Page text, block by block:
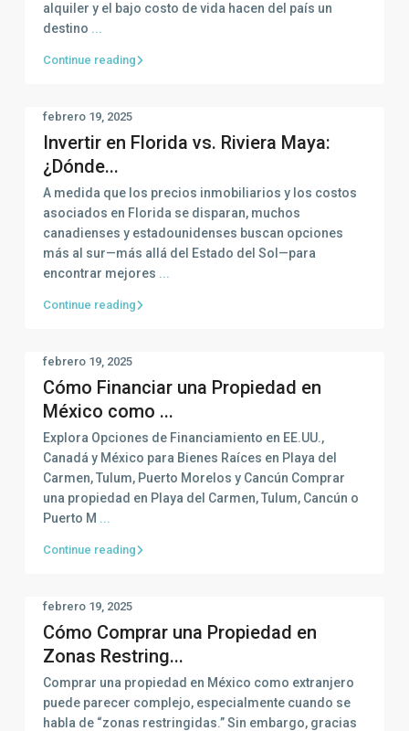
alquiler y el bajo costo de vida hacen del país un
destino ...
Continue reading
Invertir en Florida vs. Riviera Maya:
¿Dónde...
febrero 19, 2025
A medida que los precios inmobiliarios y los costos
asociados en Florida se disparan, muchos
canadienses y estadounidenses buscan opciones
más al sur—más allá del Estado del Sol—para
encontrar mejores ...
Continue reading
Cómo Financiar una Propiedad en
México como ...
febrero 19, 2025
Explora Opciones de Financiamiento en EE.UU.,
Canadá y México para Bienes Raíces en Playa del
Carmen, Tulum, Puerto Morelos y Cancún Comprar
una propiedad en Playa del Carmen, Tulum, Cancún o
Puerto M ...
Continue reading
Cómo Comprar una Propiedad en
Zonas Restring...
febrero 19, 2025
Comprar una propiedad en México como extranjero
puede parecer complejo, especialmente cuando se
habla de “zonas restringidas.” Sin embargo, gracias